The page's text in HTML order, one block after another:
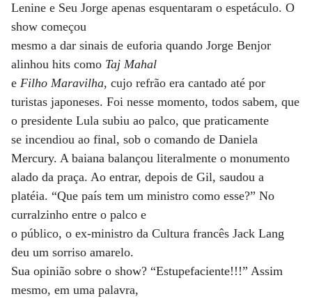
Lenine e Seu Jorge apenas esquentaram o espetáculo. O
show começou
mesmo a dar sinais de euforia quando Jorge Benjor
alinhou hits como Taj Mahal
e Filho Maravilha, cujo refrão era cantado até por
turistas japoneses. Foi nesse momento, todos sabem, que
o presidente Lula subiu ao palco, que praticamente
se incendiou ao final, sob o comando de Daniela
Mercury. A baiana balançou literalmente o monumento
alado da praça. Ao entrar, depois de Gil, saudou a
platéia. “Que país tem um ministro como esse?” No
curralzinho entre o palco e
o público, o ex-ministro da Cultura francês Jack Lang
deu um sorriso amarelo.
Sua opinião sobre o show? “Estupefaciente!!!” Assim
mesmo, em uma palavra,